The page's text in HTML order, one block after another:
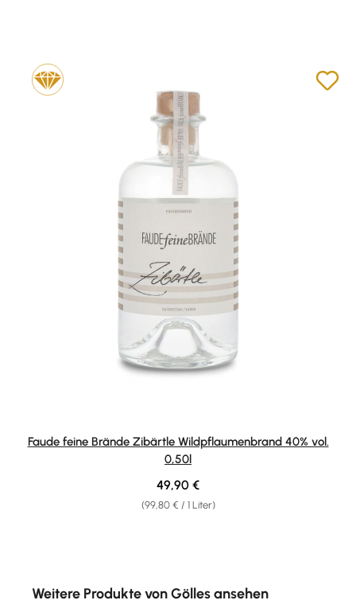
Faude feine Brände Zibärtle Wildpflaumenbrand 40% vol.
0,50l
(99,80 € / 1 Liter)
Regulärer Preis:
49,90 €
Weitere Produkte von Gölles ansehen